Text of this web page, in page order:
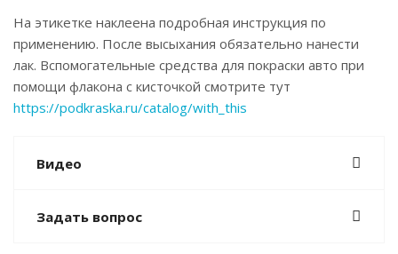
На этикетке наклеена подробная инструкция по
применению. После высыхания обязательно нанести
лак. Вспомогательные средства для покраски авто при
помощи флакона с кисточкой смотрите тут
https://podkraska.ru/catalog/with_this
Видео
Задать вопрос